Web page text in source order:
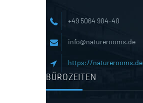
+49 5064 904-40
info@naturerooms.de
https://naturerooms.de
BÜROZEITEN